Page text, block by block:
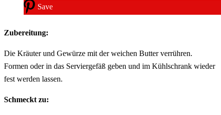
Save
Zubereitung:
Die Kräuter und Gewürze mit der weichen Butter verrühren.
Formen oder in das Serviergefäß geben und im Kühlschrank wieder
fest werden lassen.
Schmeckt zu: